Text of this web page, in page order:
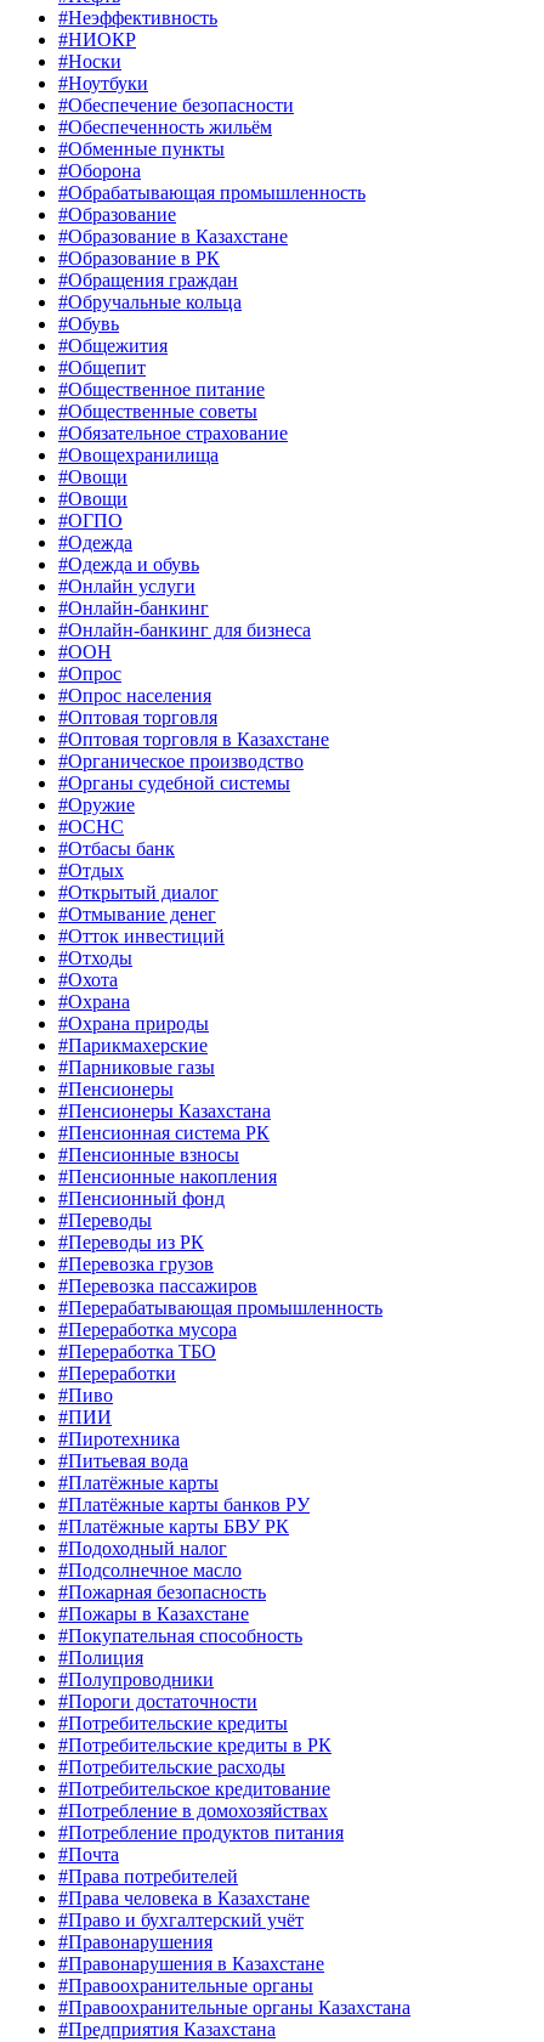
#Неэффективность
#НИОКР
#Носки
#Ноутбуки
#Обеспечение безопасности
#Обеспеченность жильём
#Обменные пункты
#Оборона
#Обрабатывающая промышленность
#Образование
#Образование в Казахстане
#Образование в РК
#Обращения граждан
#Обручальные кольца
#Обувь
#Общежития
#Общепит
#Общественное питание
#Общественные советы
#Обязательное страхование
#Овощехранилища
#Овощи
#Овощи
#ОГПО
#Одежда
#Одежда и обувь
#Онлайн услуги
#Онлайн-банкинг
#Онлайн-банкинг для бизнеса
#ООН
#Опрос
#Опрос населения
#Оптовая торговля
#Оптовая торговля в Казахстане
#Органическое производство
#Органы судебной системы
#Оружие
#ОСНС
#Отбасы банк
#Отдых
#Открытый диалог
#Отмывание денег
#Отток инвестиций
#Отходы
#Охота
#Охрана
#Охрана природы
#Парикмахерские
#Парниковые газы
#Пенсионеры
#Пенсионеры Казахстана
#Пенсионная система РК
#Пенсионные взносы
#Пенсионные накопления
#Пенсионный фонд
#Переводы
#Переводы из РК
#Перевозка грузов
#Перевозка пассажиров
#Перерабатывающая промышленность
#Переработка мусора
#Переработка ТБО
#Переработки
#Пиво
#ПИИ
#Пиротехника
#Питьевая вода
#Платёжные карты
#Платёжные карты банков РУ
#Платёжные карты БВУ РК
#Подоходный налог
#Подсолнечное масло
#Пожарная безопасность
#Пожары в Казахстане
#Покупательная способность
#Полиция
#Полупроводники
#Пороги достаточности
#Потребительские кредиты
#Потребительские кредиты в РК
#Потребительские расходы
#Потребительское кредитование
#Потребление в домохозяйствах
#Потребление продуктов питания
#Почта
#Права потребителей
#Права человека в Казахстане
#Право и бухгалтерский учёт
#Правонарушения
#Правонарушения в Казахстане
#Правоохранительные органы
#Правоохранительные органы Казахстана
#Предприятия Казахстана